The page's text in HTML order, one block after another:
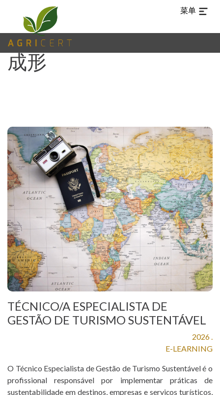
菜单
TUR EN ES PT
CN
白
痴
主
(CURRENT)
AGRICERT
控
制
和
认
证
检
成
形
成形
TÉCNICO/A ESPECIALISTA DE
GESTÃO DE TURISMO SUSTENTÁVEL
2026 .
E-LEARNING
O Técnico Especialista de Gestão de Turismo Sustentável é o
profissional responsável por implementar práticas de
sustentabilidade em destinos, empresas e serviços turísticos,